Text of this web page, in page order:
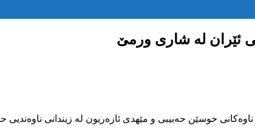
ئێران لە شاری ورمێ
٢٧٢٣ی کوردی دوو هاووڵاتی بە ناوەکانی حوسێن حەبیبی و مێهدی ئازەریون